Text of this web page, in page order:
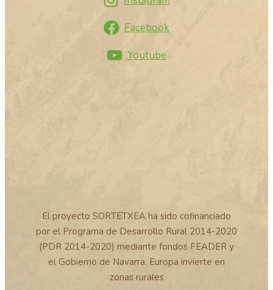
Facebook
Youtube
El proyecto SORTETXEA ha sido cofinanciado
por el Programa de Desarrollo Rural 2014-2020
(PDR 2014-2020) mediante fondos FEADER y
el Gobierno de Navarra. Europa invierte en
zonas rurales